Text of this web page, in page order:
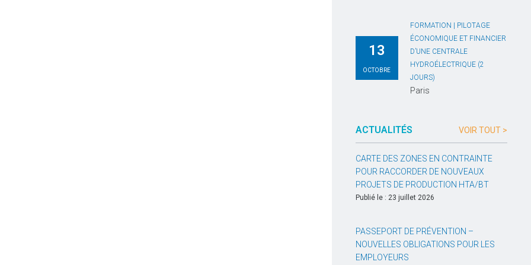
13
OCTOBRE
FORMATION | PILOTAGE
ÉCONOMIQUE ET FINANCIER
D’UNE CENTRALE
HYDROÉLECTRIQUE (2
JOURS)
Paris
ACTUALITÉS VOIR TOUT >
CARTE DES ZONES EN CONTRAINTE
POUR RACCORDER DE NOUVEAUX
PROJETS DE PRODUCTION HTA/BT
Publié le : 23 juillet 2026
PASSEPORT DE PRÉVENTION –
NOUVELLES OBLIGATIONS POUR LES
EMPLOYEURS